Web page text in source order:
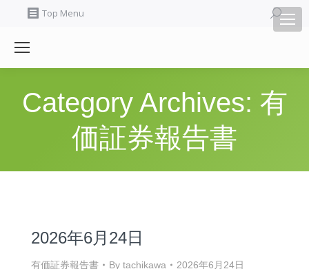
Top Menu Search:
Category Archives: 有
価証券報告書
2026年6月24日
有価証券報告書 By tachikawa 2026年6月24日